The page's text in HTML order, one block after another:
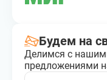
Будем на
Делимся с
предложениями